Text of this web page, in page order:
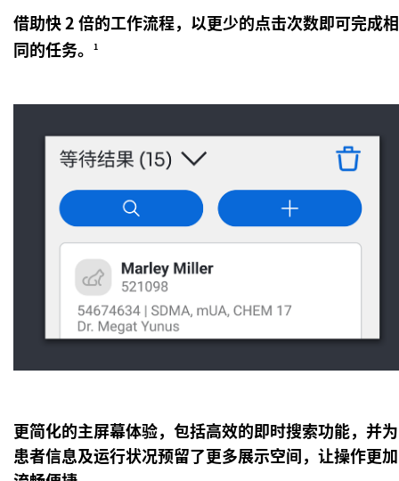
借助快 2 倍的工作流程，以更少的点击次数即可完成相
同的任务。
1
更简化的主屏幕体验，包括高效的即时搜索功能，并为
患者信息及运行状况预留了更多展示空间，让操作更加